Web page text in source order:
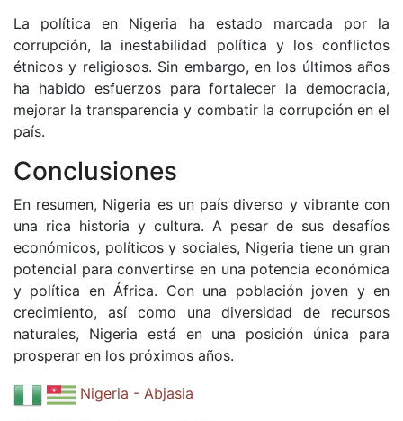
La política en Nigeria ha estado marcada por la
corrupción, la inestabilidad política y los conflictos
étnicos y religiosos. Sin embargo, en los últimos años
ha habido esfuerzos para fortalecer la democracia,
mejorar la transparencia y combatir la corrupción en el
país.
Conclusiones
En resumen, Nigeria es un país diverso y vibrante con
una rica historia y cultura. A pesar de sus desafíos
económicos, políticos y sociales, Nigeria tiene un gran
potencial para convertirse en una potencia económica
y política en África. Con una población joven y en
crecimiento, así como una diversidad de recursos
naturales, Nigeria está en una posición única para
prosperar en los próximos años.
Nigeria - Abjasia